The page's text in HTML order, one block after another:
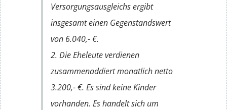
Versorgungsausgleichs ergibt
insgesamt einen Gegenstandswert
von 6.040,- €.
2. Die Eheleute verdienen
zusammenaddiert monatlich netto
3.200,- €. Es sind keine Kinder
vorhanden. Es handelt sich um